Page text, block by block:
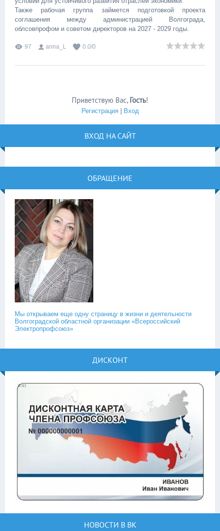
Также рабочая группа займется подготовкой проекта
соглашения между администрацией Волгограда,
облсовпрофом и советом директоров на 2027 - 2029 годы.
97 anna_L 0.0/0
Приветствую Вас, Гость!
Регистрация| Вход
ВХОД НА САЙТ
ОБРАЩЕНИЕ
Мы открываем еще одну страницу в жизни и деятельности
Волгоградской областной организации «Всероссийский
Электропрофсоюз»
ДИСКОНТ
НОВОСТИ В ВК